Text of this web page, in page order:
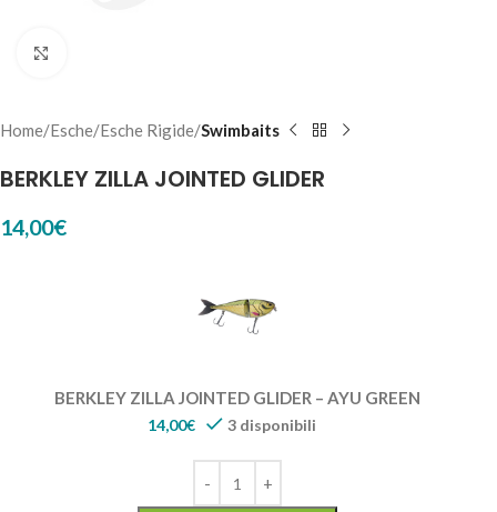
Home Esche Esche Rigide Swimbaits
BERKLEY ZILLA JOINTED GLIDER
14,00€
BERKLEY ZILLA JOINTED GLIDER – AYU GREEN
14,00€ 3 disponibili